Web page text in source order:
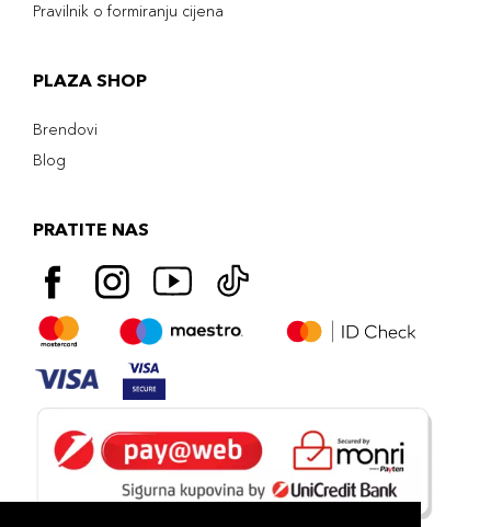
Pravilnik o formiranju cijena
PLAZA SHOP
Brendovi
Blog
PRATITE NAS